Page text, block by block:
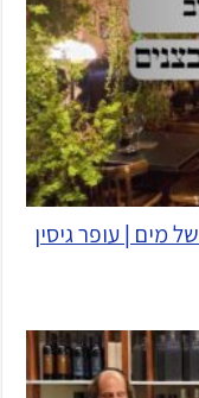
| 13 מבצר של מים | עופר גיסין